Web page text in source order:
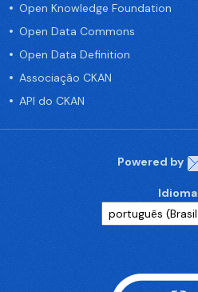
Open Knowledge Foundation
Open Data Commons
Open Data Definition
Associação CKAN
API do CKAN
Powered by
Idioma